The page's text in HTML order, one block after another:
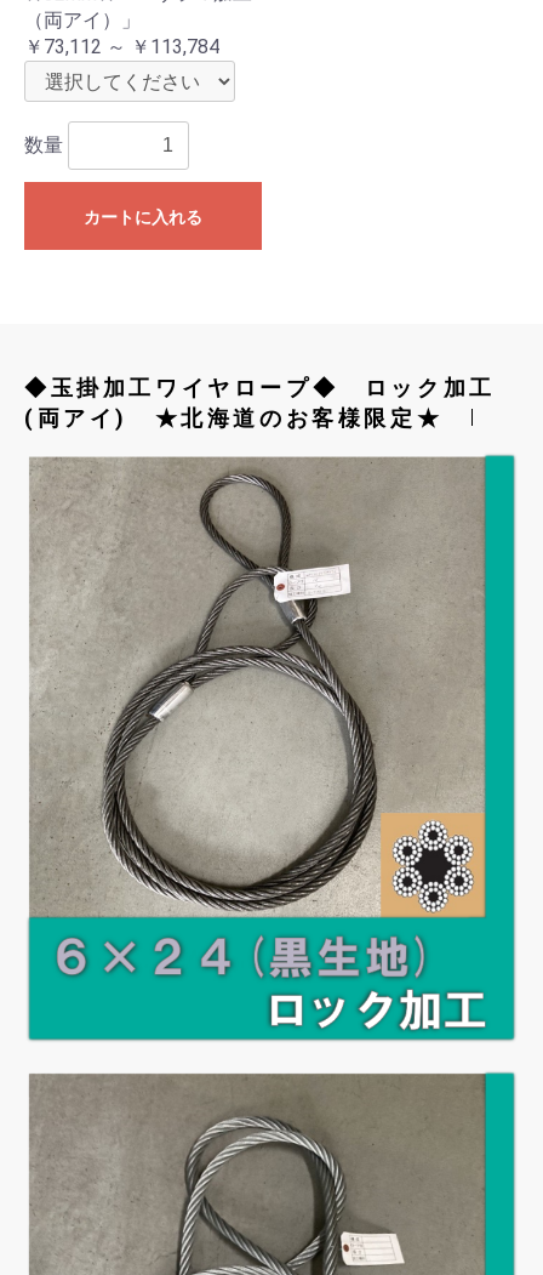
（両アイ）」
￥73,112 ～ ￥113,784
数量
カートに入れる
◆玉掛加工ワイヤロープ◆ ロック加工
(両アイ) ★北海道のお客様限定★